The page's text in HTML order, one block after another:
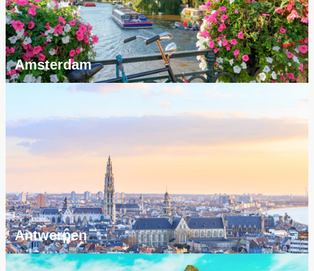
Amsterdam
Antwerpen